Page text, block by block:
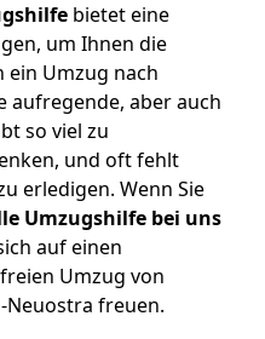
bietet eine
um Ihnen die
ein Umzug nach
aufregende, aber auch
so viel zu
und oft fehlt
erledigen. Wenn Sie
Umzugshilfe bei uns
auf einen
Umzug von
Neuostra freuen.